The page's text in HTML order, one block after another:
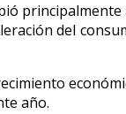
del
año.